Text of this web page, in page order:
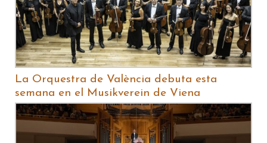
La Orquestra de València debuta esta
semana en el Musikverein de Viena